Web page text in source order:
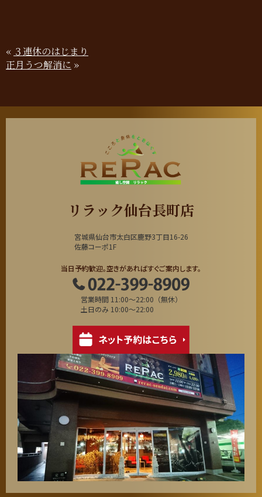
« ３連休のはじまり
正月うつ解消に »
リラック仙台長町店
宮城県仙台市太白区鹿野3丁目16-26
佐藤コーポ1F
当日予約歓迎。空きがあればすぐご案内します。
営業時間 11:00～22:00（無休）
土日のみ 10:00～22:00